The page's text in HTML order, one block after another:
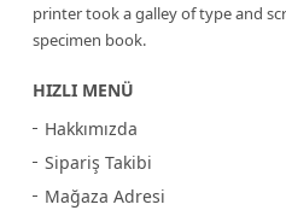
printer took a galley of type and
specimen book.
HIZLI MENÜ
Hakkımızda
Sipariş Takibi
Mağaza Adresi